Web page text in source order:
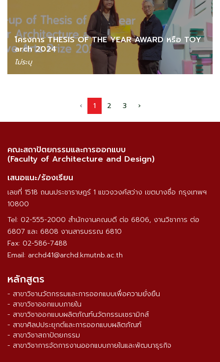
โครงการ THESIS OF THE YEAR AWARD หรือ TOY
arch 2024
ไม่ระบุ
‹ 1 2 3 ›
คณะสถาปัตยกรรมและการออกแบบ
(Faculty of Architecture and Design)
เสนอแนะ/ร้องเรียน
เลขที่ 1518 ถนนประชาราษฎร์ 1 แขวงวงศ์สว่าง เขตบางซื่อ กรุงเทพฯ
10800
Tel: 02-555-2000 สำนักงานคณบดี ต่อ 6806, งานวิชาการ ต่อ
6807 และ 6808 งานสารบรรณ 6810
Fax: 02-586-7488
Email: archd41@archd.kmutnb.ac.th
หลักสูตร
- สาขาวิชานวัตกรรมและการออกแบบเพื่อความยั่งยืน
- สาขาวิชาออกแบบภายใน
- สาขาวิชาออกแบบผลิตภัณฑ์นวัตกรรมเซรามิกส์
- สาขาศิลปประยุกต์และการออกแบบผลิตภัณฑ์
- สาขาวิชาสถาปัตยกรรม
- สาขาวิชาการจัดการงานออกแบบภายในและพัฒนาธุรกิจ